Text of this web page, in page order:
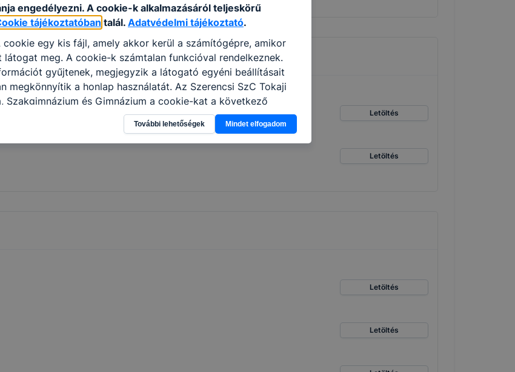
Letöltés
Letöltés
Letöltés
Letöltés
engedélyezni. A cookie-k alkalmazásáról teljeskörű
tájékoztatóban talál. Adatvédelmi tájékoztató.
cookie egy kis fájl, amely akkor kerül a számítógépre, amikor
látogat meg. A cookie-k számtalan funkcióval rendelkeznek.
gyűjtenek, megjegyzik a látogató egyéni beállításait
megkönnyítik a honlap használatát. Az Szerencsi SzC Tokaji
Szakgimnázium és Gimnázium a cookie-kat a következő
információ gyűjtése azzal kapcsolatban, hogyan használja Ön
felmérésével, hogy a honlap melyik részeit látogatja, vagy
így megtudhatjuk, hogyan biztosítsunk Önnek még jobb
További lehetőségek Mindet elfogadom